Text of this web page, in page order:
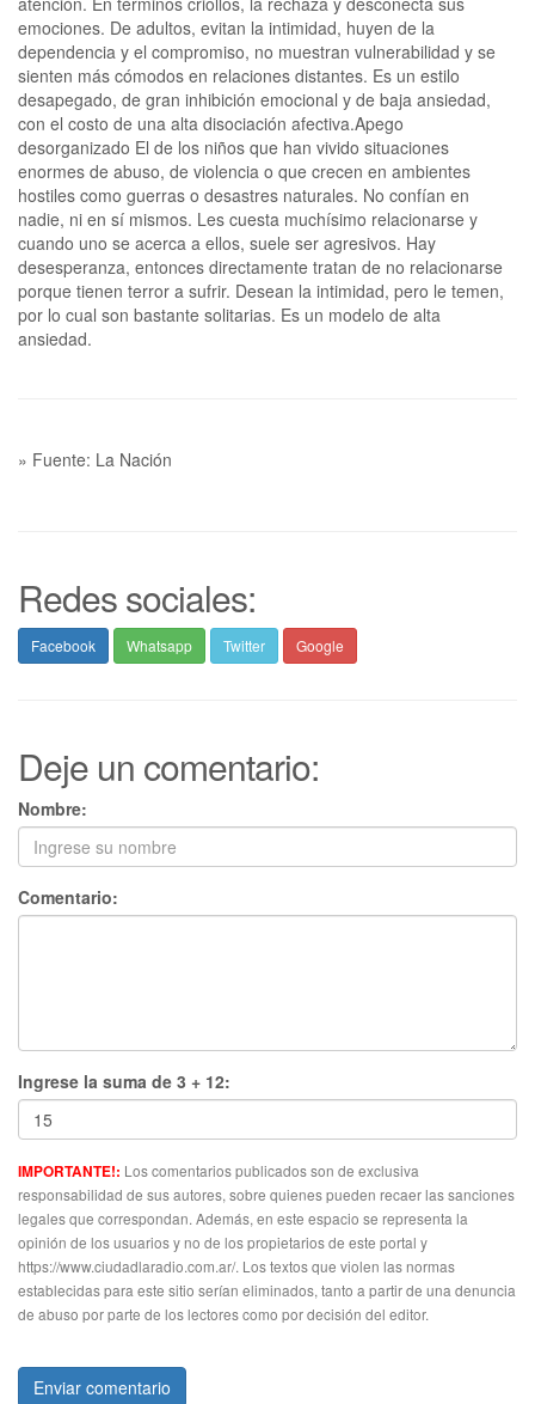
» Fuente: La Nación
Redes sociales:
Facebook Whatsapp Twitter Google
Deje un comentario:
Nombre:
Comentario:
Ingrese la suma de 3 + 12:
IMPORTANTE!: Los comentarios publicados son de exclusiva
responsabilidad de sus autores, sobre quienes pueden recaer las sanciones
legales que correspondan. Además, en este espacio se representa la
opinión de los usuarios y no de los propietarios de este portal y
https://www.ciudadlaradio.com.ar/. Los textos que violen las normas
establecidas para este sitio serían eliminados, tanto a partir de una denuncia
de abuso por parte de los lectores como por decisión del editor.
Enviar comentario